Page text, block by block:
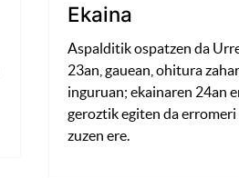
Ekaina
Aspalditik ospatzen da
23an, gauean, ohitura
inguruan; ekainaren 24an
geroztik egiten da
zuzen ere.